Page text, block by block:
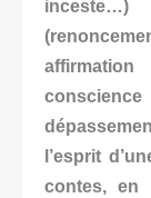
inceste…)
l’esprit
contes, en